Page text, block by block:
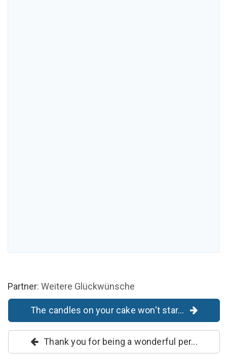
Partner: Weitere Glückwünsche
The candles on your cake won't star...
Thank you for being a wonderful per...